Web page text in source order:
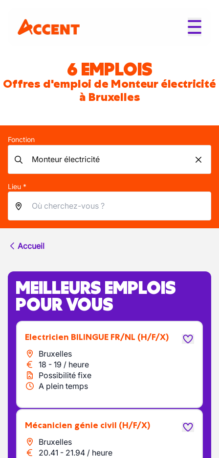
6 EMPLOIS
Offres d'emploi de Monteur électricité
à Bruxelles
Fonction
Lieu *
Accueil
MEILLEURS EMPLOIS
POUR VOUS
Electricien BILINGUE FR/NL (H/F/X)
Bruxelles
18 - 19 / heure
Possibilité fixe
A plein temps
Mécanicien génie civil (H/F/X)
Bruxelles
20.41 - 21.94 / heure